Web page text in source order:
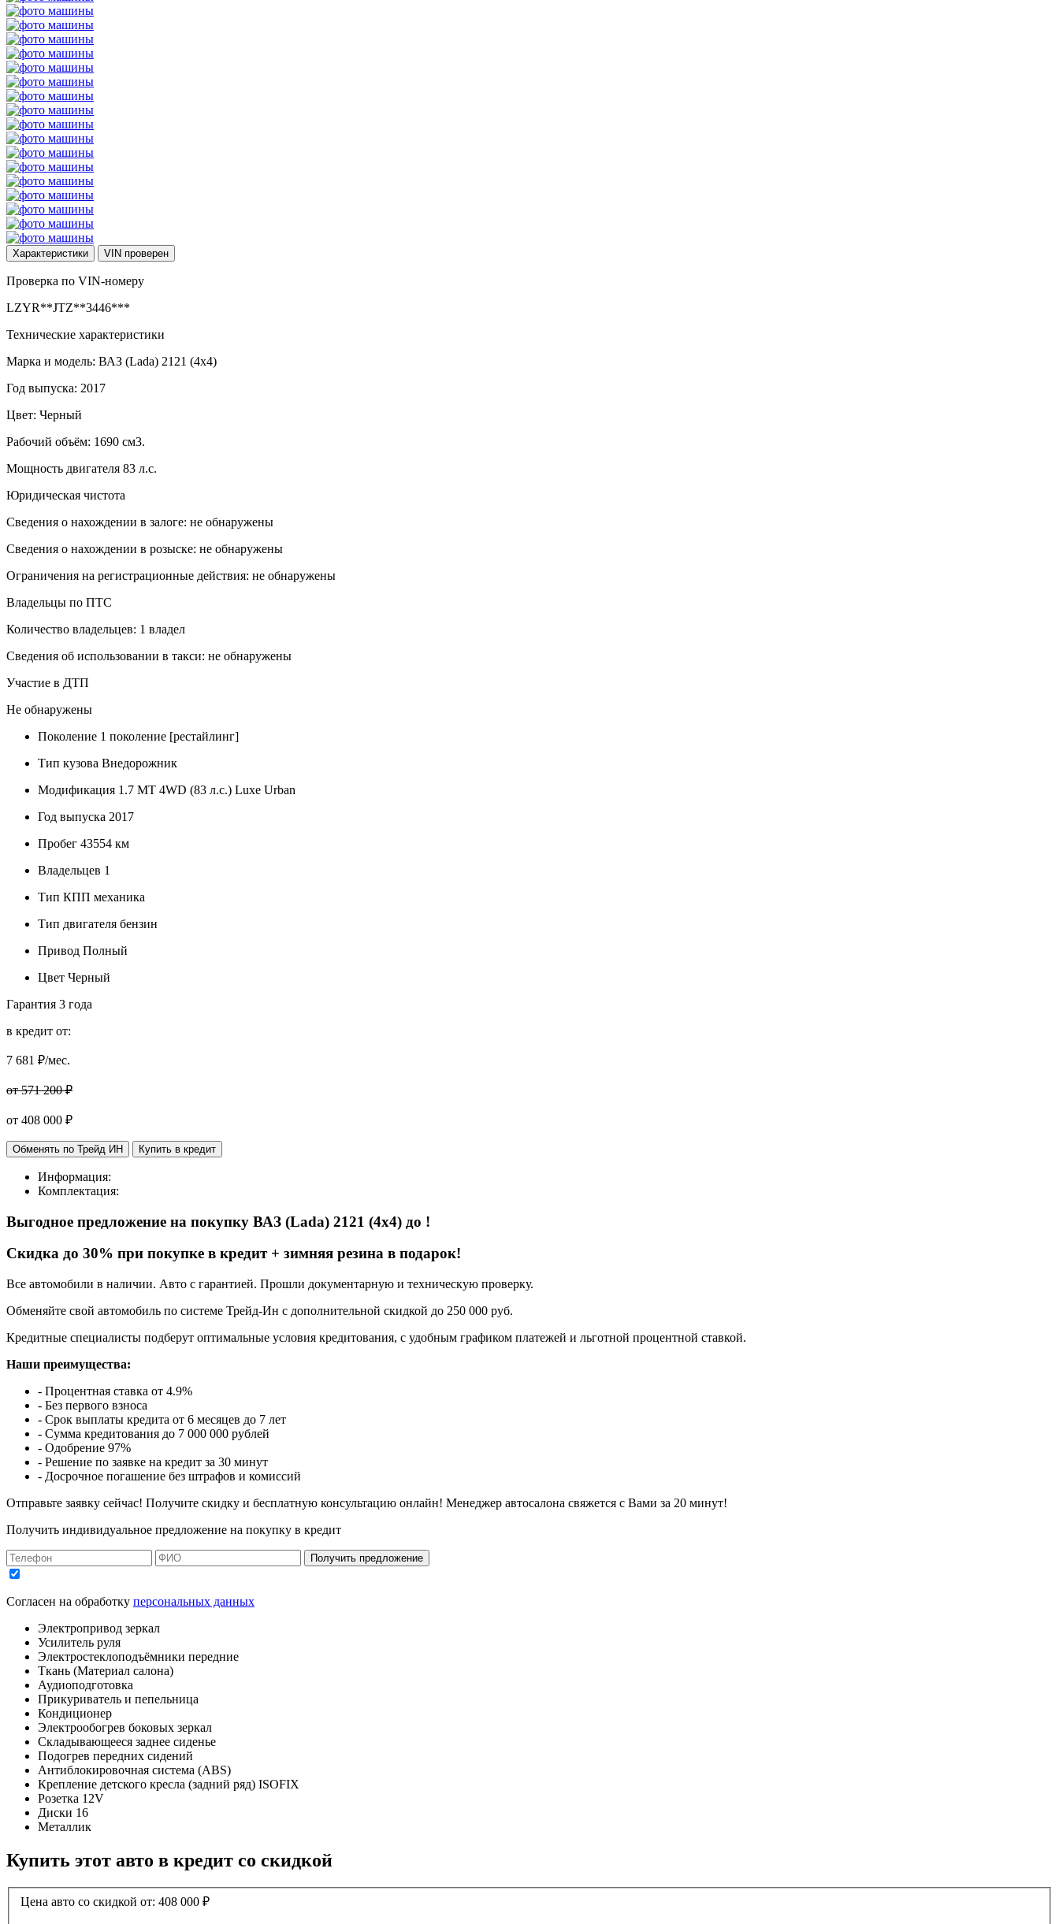
Характеристики VIN проверен
Проверка по VIN-номеру
LZYR**JTZ**3446***
Технические характеристики
Марка и модель: ВАЗ (Lada) 2121 (4x4)
Год выпуска: 2017
Цвет: Черный
Рабочий объём: 1690 см3.
Мощность двигателя 83 л.с.
Юридическая чистота
Сведения о нахождении в залоге: не обнаружены
Сведения о нахождении в розыске: не обнаружены
Ограничения на регистрационные действия: не обнаружены
Владельцы по ПТС
Количество владельцев: 1 владел
Сведения об использовании в такси: не обнаружены
Участие в ДТП
Не обнаружены
Поколение 1 поколение [рестайлинг]
Тип кузова Внедорожник
Модификация 1.7 MT 4WD (83 л.с.) Luxe Urban
Год выпуска 2017
Пробег 43554 км
Владельцев 1
Тип КПП механика
Тип двигателя бензин
Привод Полный
Цвет Черный
Гарантия 3 года
в кредит от:
7 681 ₽/мес.
от 571 200 ₽
от 408 000 ₽
Обменять по Трейд ИН Купить в кредит
Информация:
Комплектация:
Выгодное предложение на покупку ВАЗ (Lada) 2121 (4x4) до !
Cкидка до 30% при покупке в кредит + зимняя резина в подарок!
Все автомобили в наличии. Авто с гарантией. Прошли документарную и техническую проверку.
Обменяйте свой автомобиль по системе Трейд-Ин с дополнительной скидкой до 250 000 руб.
Кредитные специалисты подберут оптимальные условия кредитования, с удобным графиком платежей и льготной процентной ставкой.
Наши преимущества:
- Процентная ставка от 4.9%
- Без первого взноса
- Срок выплаты кредита от 6 месяцев до 7 лет
- Сумма кредитования до 7 000 000 рублей
- Одобрение 97%
- Решение по заявке на кредит за 30 минут
- Досрочное погашение без штрафов и комиссий
Отправьте заявку сейчас! Получите скидку и бесплатную консультацию онлайн! Менеджер автосалона свяжется с Вами за 20 минут!
Получить индивидуальное предложение на покупку в кредит
Получить предложение
Согласен на обработку персональных данных
Электропривод зеркал
Усилитель руля
Электростеклоподъёмники передние
Ткань (Материал салона)
Аудиоподготовка
Прикуриватель и пепельница
Кондиционер
Электрообогрев боковых зеркал
Складывающееся заднее сиденье
Подогрев передних сидений
Антиблокировочная система (ABS)
Крепление детского кресла (задний ряд) ISOFIX
Розетка 12V
Диски 16
Металлик
Купить этот авто в кредит со скидкой
Цена авто со скидкой от: 408 000 ₽